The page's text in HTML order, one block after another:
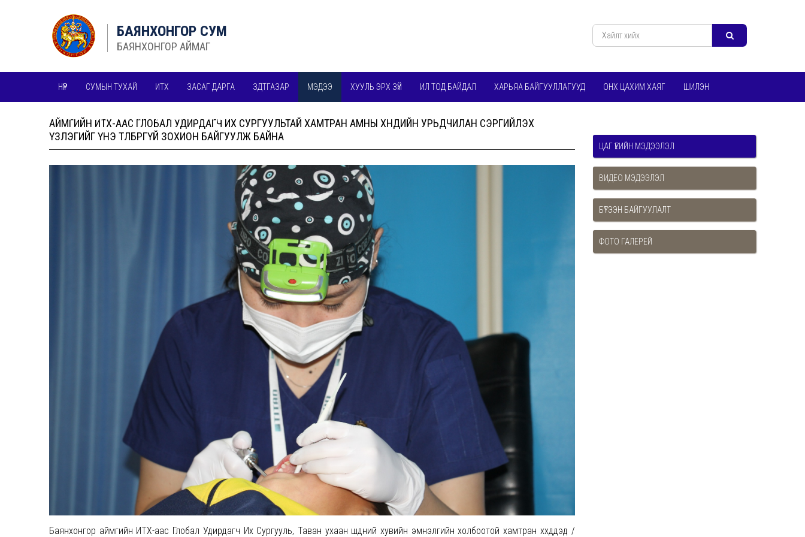
БАЯНХОНГОР СУМ
БАЯНХОНГОР АЙМАГ
НҮҮР СУМЫН ТУХАЙ ИТХ ЗАСАГ ДАРГА ЗДТГАЗАР МЭДЭЭ ХУУЛЬ ЭРХ ЗҮЙ ИЛ ТОД БАЙДАЛ ХАРЬЯА БАЙГУУЛЛАГУУД ОНХ ЦАХИМ ХАЯГ ШИЛЭН
БУСАД МЭДЭЭЛЛИЙН ИЛ ТОД, НЭЭЛТТЭЙ БАЙДАЛ
АЙМГИЙН ИТХ-ААС ГЛОБАЛ УДИРДАГЧ ИХ СУРГУУЛЬТАЙ ХАМТРАН АМНЫ ХӨНДИЙН УРЬДЧИЛАН СЭРГИЙЛЭХ
ҮЗЛЭГИЙГ ҮНЭ ТӨЛБӨРГҮЙ ЗОХИОН БАЙГУУЛЖ БАЙНА
Баянхонгор аймгийн ИТХ-аас Глобал Удирдагч Их Сургууль, Таван ухаан шүдний хувийн эмнэлгийн холбоотой хамтран хүүхдүүдэд /
ЦАГ ҮЕИЙН МЭДЭЭЛЭЛ
ВИДЕО МЭДЭЭЛЭЛ
БҮТЭЭН БАЙГУУЛАЛТ
ФОТО ГАЛЕРЕЙ